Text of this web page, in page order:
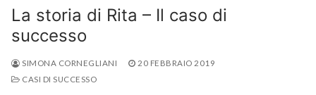
La storia di Rita – Il caso di
successo
SIMONA CORNEGLIANI
20 FEBBRAIO 2019
CASI DI SUCCESSO